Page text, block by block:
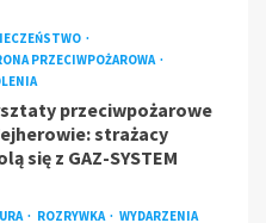
PRZECIWPOŻAROWA
przeciwpożarowe
strażacy
się z GAZ-SYSTEM
ROZRYWKA WYDARZENIA